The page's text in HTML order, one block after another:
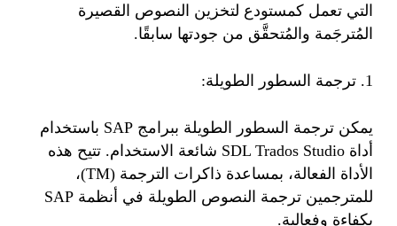
التي تعمل كمستودع لتخزين النصوص القصيرة
المُترجَمة والمُتحقَّق من جودتها سابقًا.
1. ترجمة السطور الطويلة:
يمكن ترجمة السطور الطويلة ببرامج SAP باستخدام
أداة SDL Trados Studio شائعة الاستخدام. تتيح هذه
الأداة الفعالة، بمساعدة ذاكرات الترجمة (TM)،
للمترجمين ترجمة النصوص الطويلة في أنظمة SAP
بكفاءة وفعالية.